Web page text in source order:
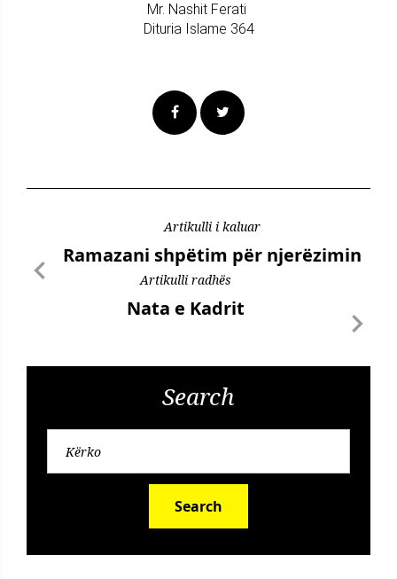
Mr. Nashit Ferati
Dituria Islame 364
Artikulli i kaluar
Ramazani shpëtim për njerëzimin
Artikulli radhës
Nata e Kadrit
Search
Search